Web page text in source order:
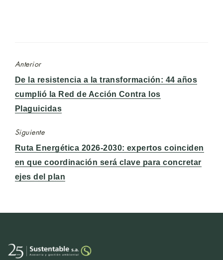
Anterior
Entrada
anterior:
De la resistencia a la transformación: 44 años
cumplió la Red de Acción Contra los
Plaguicidas
Siguiente
Entrada
siguiente:
Ruta Energética 2026-2030: expertos coinciden
en que coordinación será clave para concretar
ejes del plan